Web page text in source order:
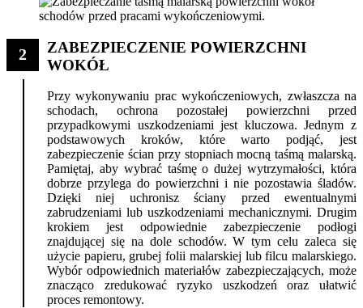
2
ZABEZPIECZENIE POWIERZCHNI
WOKÓŁ
Przy wykonywaniu prac wykończeniowych, zwłaszcza na
schodach, ochrona pozostałej powierzchni przed
przypadkowymi uszkodzeniami jest kluczowa. Jednym z
podstawowych kroków, które warto podjąć, jest
zabezpieczenie ścian przy stopniach mocną taśmą malarską.
Pamiętaj, aby wybrać taśmę o dużej wytrzymałości, która
dobrze przylega do powierzchni i nie pozostawia śladów.
Dzięki niej uchronisz ściany przed ewentualnymi
zabrudzeniami lub uszkodzeniami mechanicznymi. Drugim
krokiem jest odpowiednie zabezpieczenie podłogi
znajdującej się na dole schodów. W tym celu zaleca się
użycie papieru, grubej folii malarskiej lub filcu malarskiego.
Wybór odpowiednich materiałów zabezpieczających, może
znacząco zredukować ryzyko uszkodzeń oraz ułatwić
proces remontowy.